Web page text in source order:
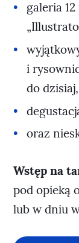
galeria
i
do dzisiaj,
oraz
Wstęp na
pod opieką
lub w dniu